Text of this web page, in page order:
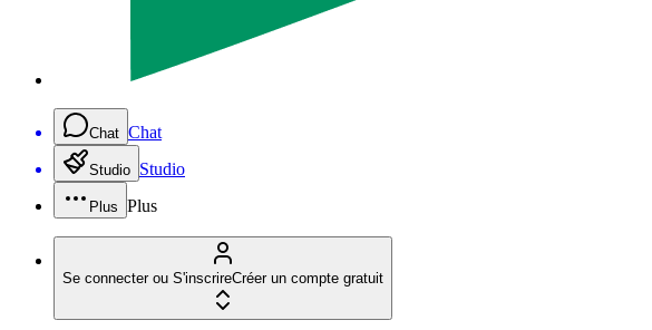
Chat Chat
Studio Studio
Plus Plus
Se connecter ou S'inscrireCréer un compte gratuit